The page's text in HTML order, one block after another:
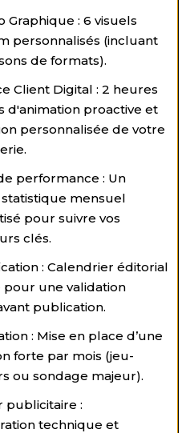
Graphique : 6 visuels
personnalisés (incluant
de formats).
Client Digital : 2 heures
d'animation proactive et
personnalisée de votre
performance : Un
mensuel
pour suivre vos
clés.
: Calendrier éditorial
pour une validation
publication.
: Mise en place d’une
forte par mois (jeu-
ou sondage majeur).
publicitaire :
technique et